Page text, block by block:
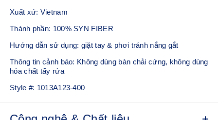
Xuất xứ: Vietnam
Thành phần: 100% SYN FIBER
Hướng dẫn sử dụng: giặt tay & phơi tránh nắng gắt
Thông tin cảnh báo: Không dùng bàn chải cứng, không dùng
hóa chất tẩy rửa
Style #: 1013A123-400